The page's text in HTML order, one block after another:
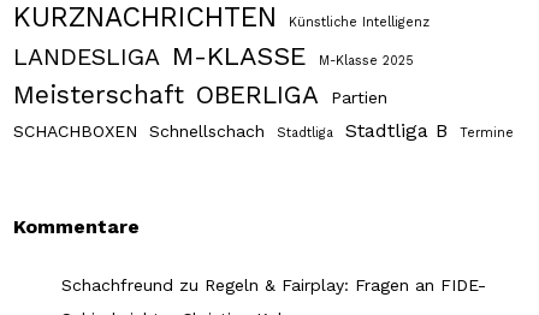
KURZNACHRICHTEN Künstliche Intelligenz
LANDESLIGA M-KLASSE M-Klasse 2025
Meisterschaft OBERLIGA
Partien
SCHACHBOXEN
Schnellschach Stadtliga Stadtliga B Termine
Kommentare
Schachfreund zu Regeln & Fairplay: Fragen an FIDE-